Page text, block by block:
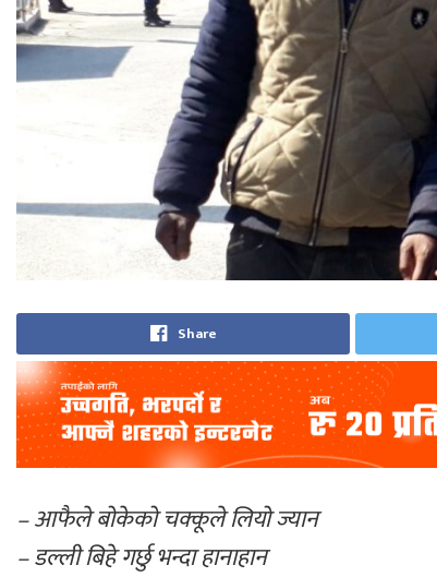
Share
– आफैले बोकेको चक्कूले लियो ज्यान
– डल्ली बिहे गर्छु भन्दा हानाहान